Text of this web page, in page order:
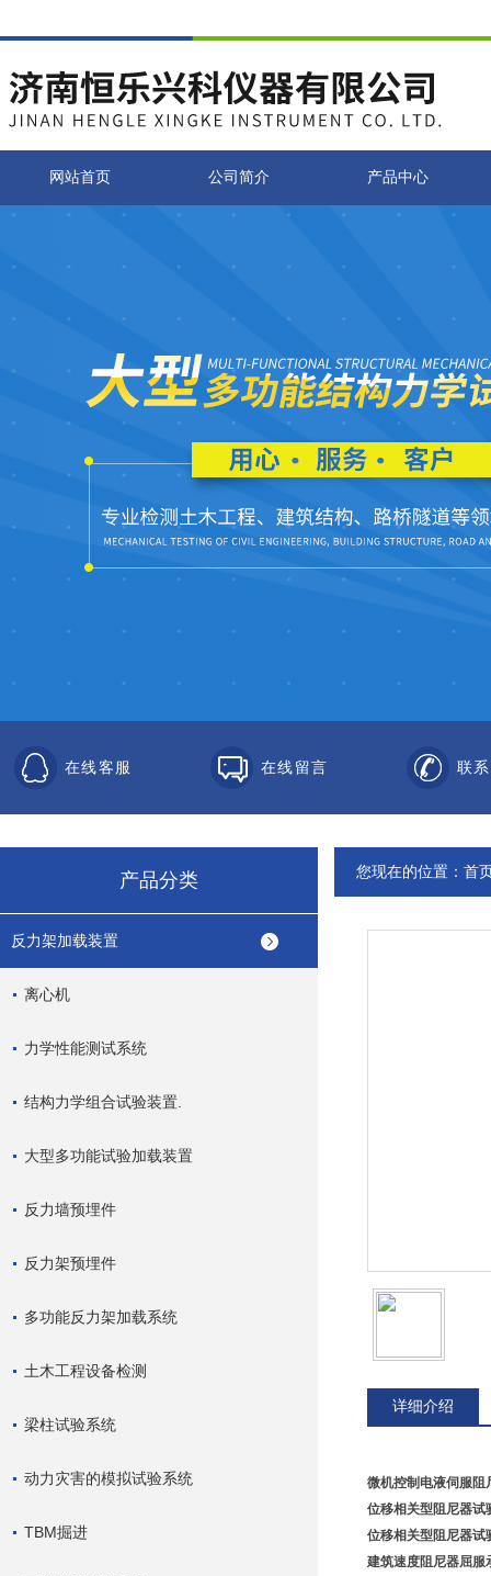
网站首页 公司简介 产品中心
在线客服 在线留言 联
产品分类
反力架加载装置
离心机
力学性能测试系统
结构力学组合试验装置.
大型多功能试验加载装置
反力墙预埋件
反力架预埋件
多功能反力架加载系统
土木工程设备检测
梁柱试验系统
动力灾害的模拟试验系统
TBM掘进
您现在的位置： 首
详细介绍
微机控制电液伺服阻
位移相关型阻尼器试
位移相关型阻尼器试
建筑速度阻尼器屈服